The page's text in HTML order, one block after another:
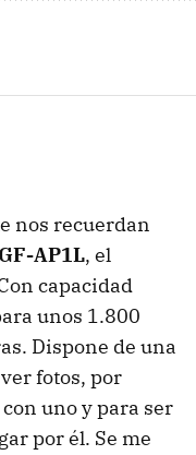
nos recuerdan
AP1L, el
capacidad
unos 1.800
Dispone de una
fotos, por
uno y para ser
por él. Se me